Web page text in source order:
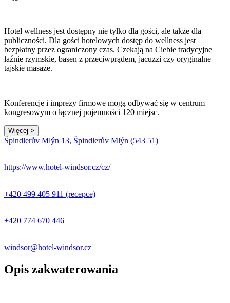
Hotel wellness jest dostępny nie tylko dla gości, ale także dla
publiczności. Dla gości hotelowych dostęp do wellness jest
bezpłatny przez ograniczony czas. Czekają na Ciebie tradycyjne
łaźnie rzymskie, basen z przeciwprądem, jacuzzi czy oryginalne
tajskie masaże.
Konferencje i imprezy firmowe mogą odbywać się w centrum
kongresowym o łącznej pojemności 120 miejsc.
Więcej >
−
Špindlerův Mlýn 13, Špindlerův Mlýn (543 51)
https://www.hotel-windsor.cz/cz/
+420 499 405 911 (recepce)
+420 774 670 446
windsor@hotel-windsor.cz
Opis zakwaterowania